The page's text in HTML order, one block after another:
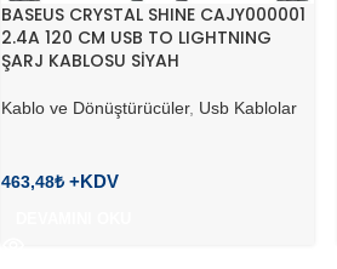
BASEUS CRYSTAL SHINE CAJY000001
2.4A 120 CM USB TO LIGHTNING
ŞARJ KABLOSU SİYAH
Kablo ve Dönüştürücüler, Usb Kablolar
463,48₺